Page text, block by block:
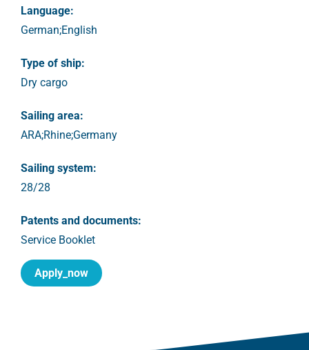
Language:
German;English
Type of ship:
Dry cargo
Sailing area:
ARA;Rhine;Germany
Sailing system:
28/28
Patents and documents:
Service Booklet
Apply_now